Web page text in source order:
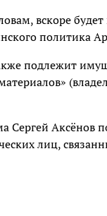
вскоре
политика
подлежит
Сергей Аксёнов
лиц,